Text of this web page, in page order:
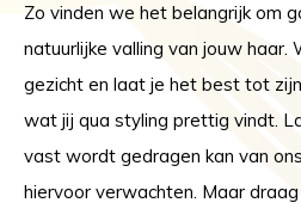
Zo vinden we het belangrijk om
natuurlijke valling van jouw haar.
gezicht en laat je het best tot
wat jij qua styling prettig vindt.
vast wordt gedragen kan van
hiervoor verwachten. Maar